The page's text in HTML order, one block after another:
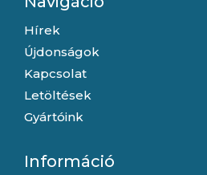
Hírek
Újdonságok
Kapcsolat
Letöltések
Gyártóink
Információ